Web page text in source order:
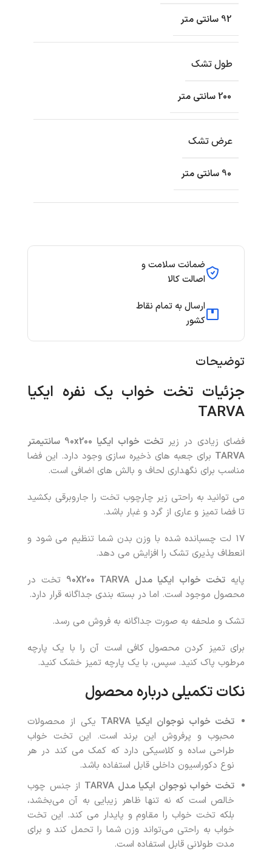
ضمانت سلامت و
اصالت کالا
ارسال به تمام نقاط
کشور
توضیحات
جزئیات تخت خواب یک نفره ایکیا
TARVA
فضای زیادی در زیر تخت خواب ایکیا 90 x200 سانتیمتر
TARVA برای جعبه های ذخیره سازی وجود دارد. این فضا
مناسب برای نگهداری لحاف و بالش های اضافی است.
می توانید به راحتی زیر چارچوب تخت را جاروبرقی بکشید
تا فضا تمیز و عاری از گرد و غبار باشد.
17 لت چسبانده شده با وزن بدن شما تنظیم می شود و
انعطاف پذیری تشک را افزایش می دهد.
پایهتخت خواب ایکیا مدل 90 X200 TARVA
تخت در
محصول موجود است. اما در بسته بندی جداگانه قرار دارد.
تشک و ملحفه به صورت جداگانه به فروش می رسد.
برای تمیز کردن محصول کافی است آن را با یک پارچه
مرطوب پاک کنید. سپس، با یک پارچه تمیز خشک کنید.
نکات تکمیلی درباره محصول
تخت خواب نوجوان ایکیا
یکی از محصولات
محبوب و پرفروش این برند است. این تخت خواب
طراحی ساده و کلاسیکی دارد که کمک می کند در هر
نوع دکوراسیون داخلی قابل استفاده باشد.
تخت خواب نوجوان ایکیا مدل TARVA
از جنس چوب
خالص است که نه تنها ظاهر زیبایی به آن می‌بخشد،
بلکه تخت خواب را مقاوم و پایدار می کند. این تخت
خواب به راحتی می‌تواند وزن شما را تحمل کند و برای
مدت طولانی قابل استفاده است.
92 سانتی متر
طول تشک
200 سانتی متر
عرض تشک
90 سانتی متر